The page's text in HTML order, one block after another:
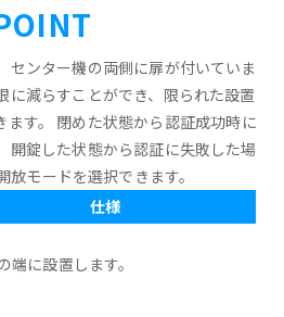
センター機の両側に扉が付いていま
に減らすことができ、限られた設置
ます。 閉めた状態から認証成功時に
開錠した状態から認証に失敗した場
放モードを選択できます。
仕様
端に設置します。